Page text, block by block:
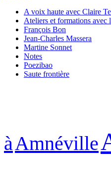
A voix haute avec Claire
Ateliers et formations avec
François Bon
Jean-Charles Massera
Martine Sonnet
Notes
Poezibao
Saute frontière
àAmnéville